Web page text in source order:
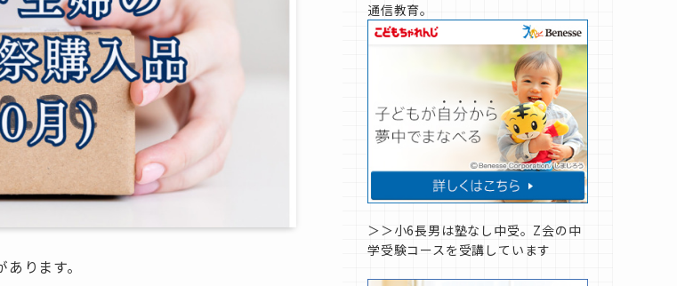
ります。
通信教育。
＞＞小6長男は塾なし中受。Z会の中
学受験コースを受講しています